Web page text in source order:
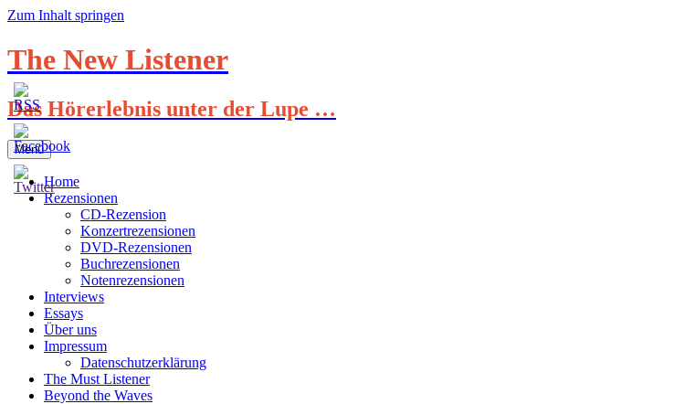
Zum Inhalt springen
The New Listener
Das Hörerlebnis unter der Lupe …
Menü
Home
Rezensionen
CD-Rezension
Konzertrezensionen
DVD-Rezensionen
Buchrezensionen
Notenrezensionen
Interviews
Essays
Über uns
Impressum
Datenschutzerklärung
The Must Listener
Beyond the Waves